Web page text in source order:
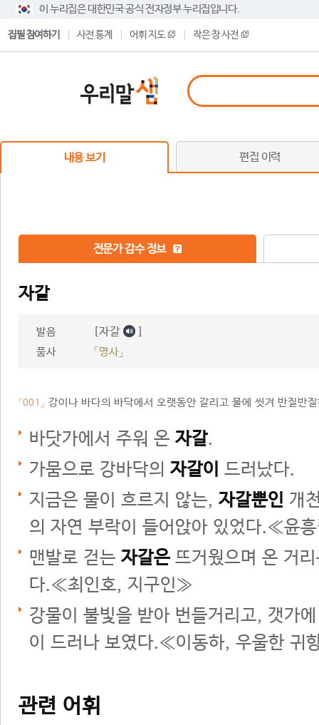
이 누리집은 대한민국 공식 전자정부 누리집입니다.
집필 참여하기 사전 통계 어휘 지도 작은 창 사전
내용 보기 편집 이력
전문가 감수 정보
자갈
발음 [자갈 ]
품사 「명사」
「001」 강이나 바다의 바닥에서 오랫동안 갈리고 물에 씻겨 반질반
바닷가에서 주워 온 자갈.
가뭄으로 강바닥의 자갈이 드러났다.
지금은 물이 흐르지 않는, 자갈뿐인 개
의 자연 부락이 들어앉아 있었다.≪윤
맨발로 걷는 자갈은 뜨거웠으며 온 거
다.≪최인호, 지구인≫
강물이 불빛을 받아 번들거리고, 갯가
이 드러나 보였다.≪이동하, 우울한 귀
관련 어휘